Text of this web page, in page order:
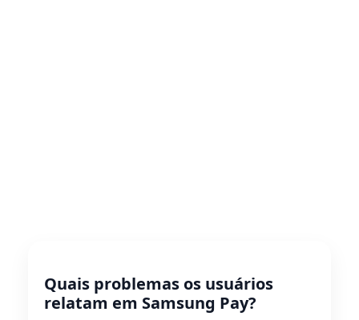
Quais problemas os usuários
relatam em Samsung Pay?